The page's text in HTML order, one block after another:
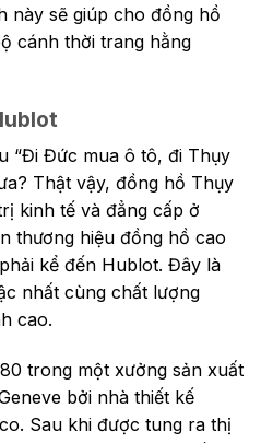
này sẽ giúp cho đồng hồ
cánh thời trang hằng
“Đi Đức mua ô tô, đi Thụy
Thật vậy, đồng hồ Thụy
kinh tế và đẳng cấp ở
thương hiệu đồng hồ cao
kể đến Hublot. Đây là
nhất cùng chất lượng
cao.
trong một xưởng sản xuất
bởi nhà thiết kế
Sau khi được tung ra thị